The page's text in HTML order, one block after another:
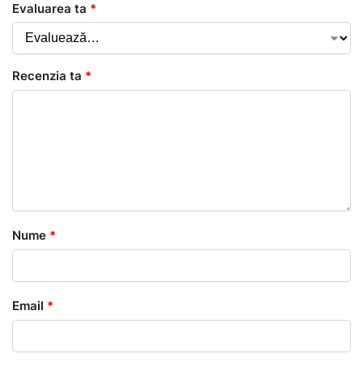
Evaluarea ta *
Recenzia ta *
Nume *
Email *